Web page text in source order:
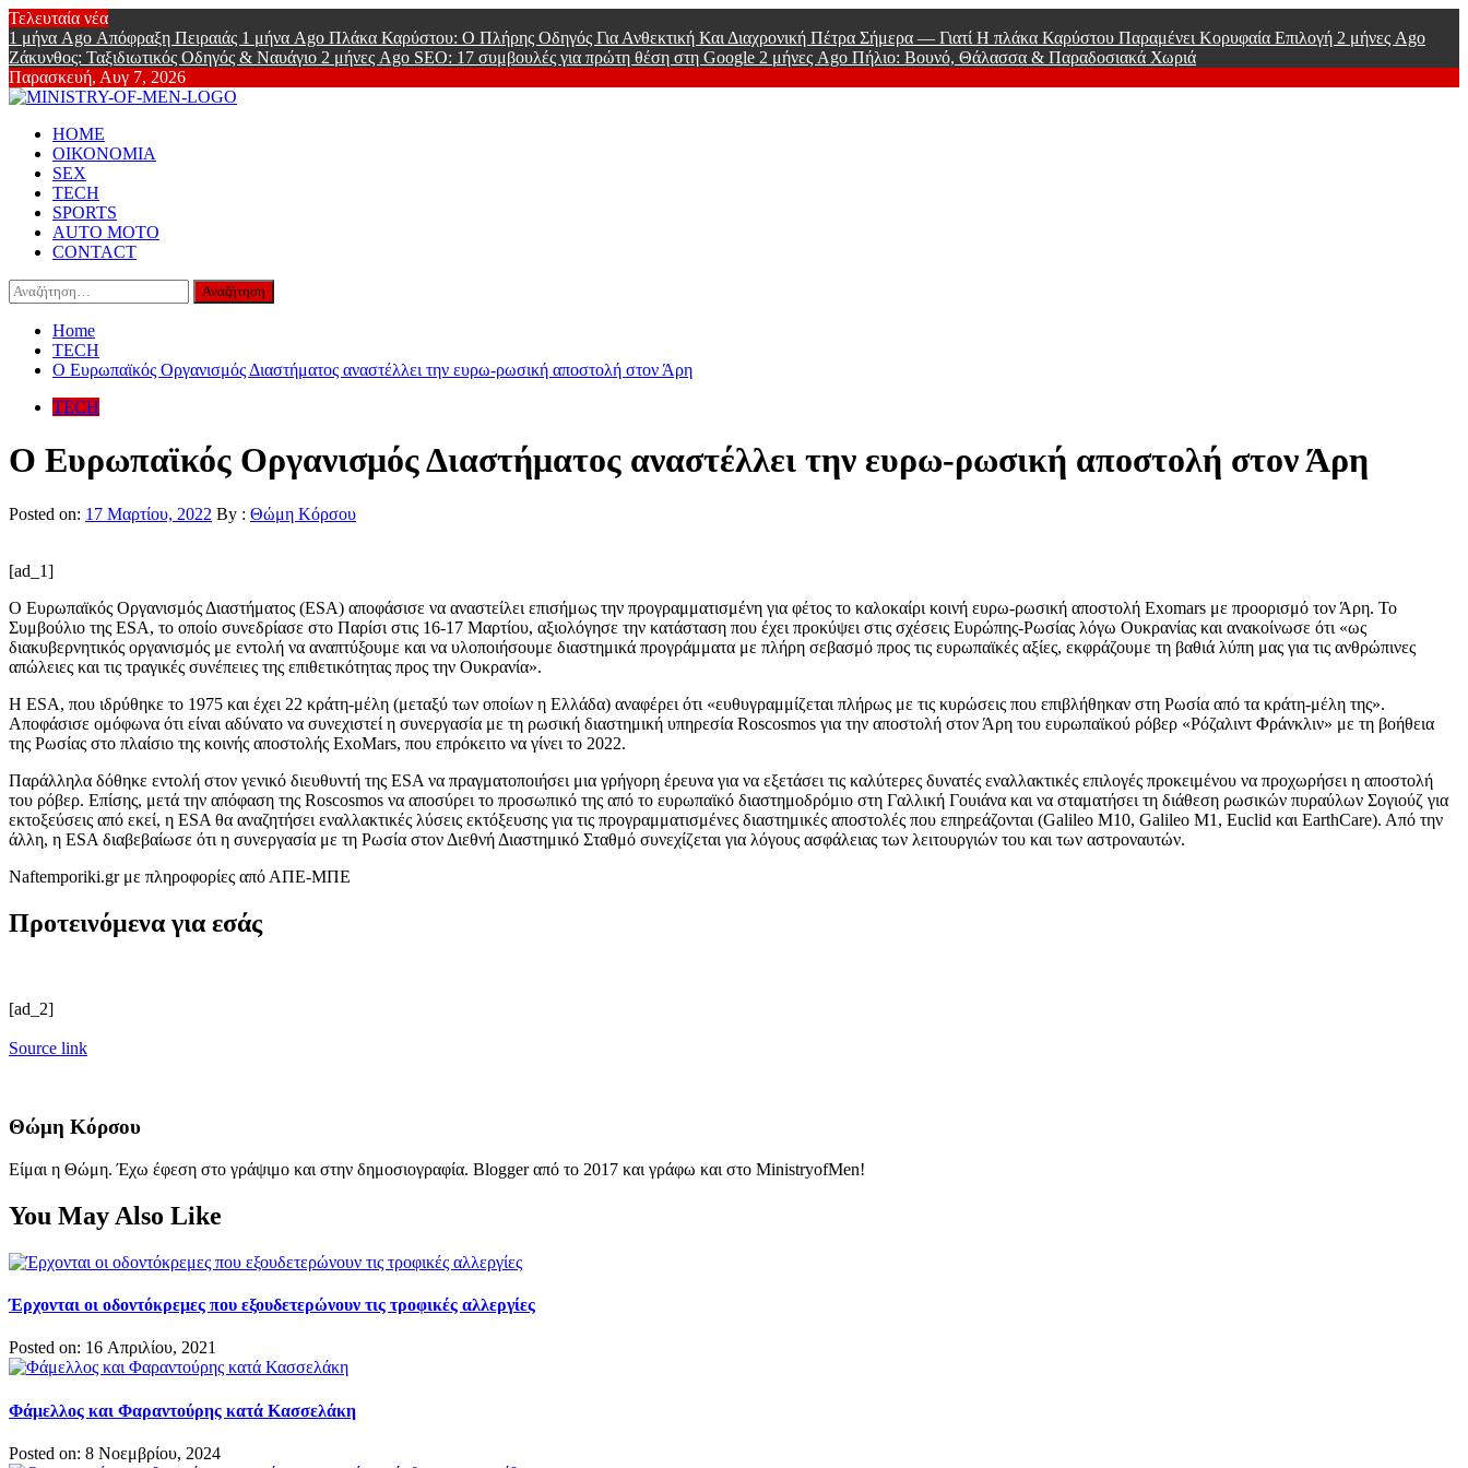
Skip
to
content
Τελευταία νέα
1 μήνα Ago Απόφραξη Πειραιάς 1 μήνα Ago Πλάκα Καρύστου: Ο Πλήρης Οδηγός Για Ανθεκτική Και Διαχρονική Πέτρα Σήμερα — Γιατί Η πλάκα Καρύστου Παραμένει Κορυφαία Επιλογή 2 μήνες Ago
Ζάκυνθος: Ταξιδιωτικός Οδηγός & Ναυάγιο 2 μήνες Ago SEO: 17 συμβουλές για πρώτη θέση στη Google 2 μήνες Ago Πήλιο: Βουνό, Θάλασσα & Παραδοσιακά Χωριά
Παρασκευή, Αυγ 7, 2026
Online Lifestyle περιοδικό για Aνδρες
Primary
Menu
HOME
ΟΙΚΟΝΟΜΙΑ
SEX
TECH
SPORTS
AUTO MOTO
CONTACT
Αναζήτηση
για:
Home
TECH
O Ευρωπαϊκός Οργανισμός Διαστήματος αναστέλλει την ευρω-ρωσική αποστολή στον Άρη
TECH
O Ευρωπαϊκός Οργανισμός Διαστήματος αναστέλλει την ευρω-ρωσική αποστολή στον Άρη
Posted on: 17 Μαρτίου, 2022 By : Θώμη Κόρσου
[ad_1]
Ο Ευρωπαϊκός Οργανισμός Διαστήματος (ESA) αποφάσισε να αναστείλει επισήμως την προγραμματισμένη για φέτος το καλοκαίρι κοινή ευρω-ρωσική αποστολή Exomars με προορισμό τον Άρη. Το
Συμβούλιο της ESA, το οποίο συνεδρίασε στο Παρίσι στις 16-17 Μαρτίου, αξιολόγησε την κατάσταση που έχει προκύψει στις σχέσεις Ευρώπης-Ρωσίας λόγω Ουκρανίας και ανακοίνωσε ότι «ως
διακυβερνητικός οργανισμός με εντολή να αναπτύξουμε και να υλοποιήσουμε διαστημικά προγράμματα με πλήρη σεβασμό προς τις ευρωπαϊκές αξίες, εκφράζουμε τη βαθιά λύπη μας για τις ανθρώπινες
απώλειες και τις τραγικές συνέπειες της επιθετικότητας προς την Ουκρανία».
Η ESA, που ιδρύθηκε το 1975 και έχει 22 κράτη-μέλη (μεταξύ των οποίων η Ελλάδα) αναφέρει ότι «ευθυγραμμίζεται πλήρως με τις κυρώσεις που επιβλήθηκαν στη Ρωσία από τα κράτη-μέλη της».
Αποφάσισε ομόφωνα ότι είναι αδύνατο να συνεχιστεί η συνεργασία με τη ρωσική διαστημική υπηρεσία Roscosmos για την αποστολή στον Άρη του ευρωπαϊκού ρόβερ «Ρόζαλιντ Φράνκλιν» με τη βοήθεια
της Ρωσίας στο πλαίσιο της κοινής αποστολής ExoMars, που επρόκειτο να γίνει το 2022.
Παράλληλα δόθηκε εντολή στον γενικό διευθυντή της ESA να πραγματοποιήσει μια γρήγορη έρευνα για να εξετάσει τις καλύτερες δυνατές εναλλακτικές επιλογές προκειμένου να προχωρήσει η αποστολή
του ρόβερ. Επίσης, μετά την απόφαση της Roscosmos να αποσύρει το προσωπικό της από το ευρωπαϊκό διαστημοδρόμιο στη Γαλλική Γουιάνα και να σταματήσει τη διάθεση ρωσικών πυραύλων Σογιούζ για
εκτοξεύσεις από εκεί, η ESA θα αναζητήσει εναλλακτικές λύσεις εκτόξευσης για τις προγραμματισμένες διαστημικές αποστολές που επηρεάζονται (Galileo M10, Galileo M1, Euclid και EarthCare). Από την
άλλη, η ESA διαβεβαίωσε ότι η συνεργασία με τη Ρωσία στον Διεθνή Διαστημικό Σταθμό συνεχίζεται για λόγους ασφάλειας των λειτουργιών του και των αστροναυτών.
Νaftemporiki.gr με πληροφορίες από ΑΠΕ-ΜΠΕ
Προτεινόμενα για εσάς
[ad_2]
Source link
Θώμη Κόρσου
Είμαι η Θώμη. Έχω έφεση στο γράψιμο και στην δημοσιογραφία. Blogger από το 2017 και γράφω και στο MinistryofMen!
You May Also Like
Έρχονται οι οδοντόκρεμες που εξουδετερώνουν τις τροφικές αλλεργίες
Posted on: 16 Απριλίου, 2021
Φάμελλος και Φαραντούρης κατά Κασσελάκη
Posted on: 8 Νοεμβρίου, 2024